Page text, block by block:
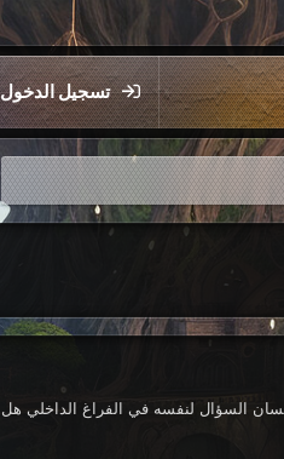
تسجيل الدخول
السؤال لنفسه في الفراغ الداخلي